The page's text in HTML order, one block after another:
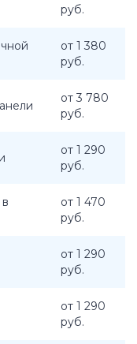
руб.
от 1 380
руб.
от 3 780
руб.
от 1 290
руб.
от 1 470
руб.
от 1 290
руб.
от 1 290
руб.